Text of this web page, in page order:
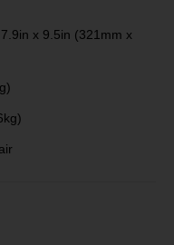
x 9.5in (321mm x